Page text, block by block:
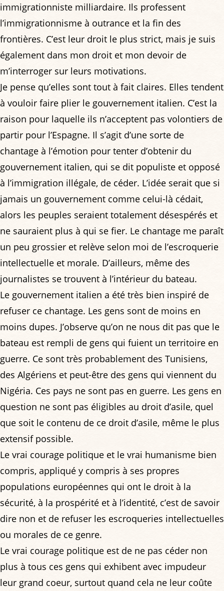
immigrationniste milliardaire. Ils professent
l’immigrationnisme à outrance et la fin des
frontières. C’est leur droit le plus strict, mais je suis
également dans mon droit et mon devoir de
m’interroger sur leurs motivations.
Je pense qu’elles sont tout à fait claires. Elles tendent
à vouloir faire plier le gouvernement italien. C’est la
raison pour laquelle ils n’acceptent pas volontiers de
partir pour l’Espagne. Il s’agit d’une sorte de
chantage à l’émotion pour tenter d’obtenir du
gouvernement italien, qui se dit populiste et opposé
à l’immigration illégale, de céder. L’idée serait que si
jamais un gouvernement comme celui-là cédait,
alors les peuples seraient totalement désespérés et
ne sauraient plus à qui se fier. Le chantage me paraît
un peu grossier et relève selon moi de l’escroquerie
intellectuelle et morale. D’ailleurs, même des
journalistes se trouvent à l’intérieur du bateau.
Le gouvernement italien a été très bien inspiré de
refuser ce chantage. Les gens sont de moins en
moins dupes. J’observe qu’on ne nous dit pas que le
bateau est rempli de gens qui fuient un territoire en
guerre. Ce sont très probablement des Tunisiens,
des Algériens et peut-être des gens qui viennent du
Nigéria. Ces pays ne sont pas en guerre. Les gens en
question ne sont pas éligibles au droit d’asile, quel
que soit le contenu de ce droit d’asile, même le plus
extensif possible.
Le vrai courage politique et le vrai humanisme bien
compris, appliqué y compris à ses propres
populations européennes qui ont le droit à la
sécurité, à la prospérité et à l’identité, c’est de savoir
dire non et de refuser les escroqueries intellectuelles
ou morales de ce genre.
Le vrai courage politique est de ne pas céder non
plus à tous ces gens qui exhibent avec impudeur
leur grand coeur, surtout quand cela ne leur coûte